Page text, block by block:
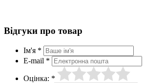
Відгуки про товар
Ім'я *
E-mail *
Оцінка: *